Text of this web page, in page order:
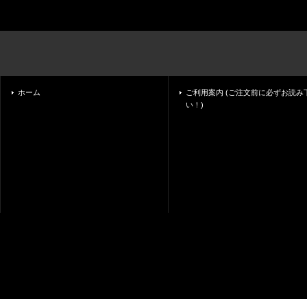
ホーム
ご利用案内 (ご注文前に必ずお読み
い！)